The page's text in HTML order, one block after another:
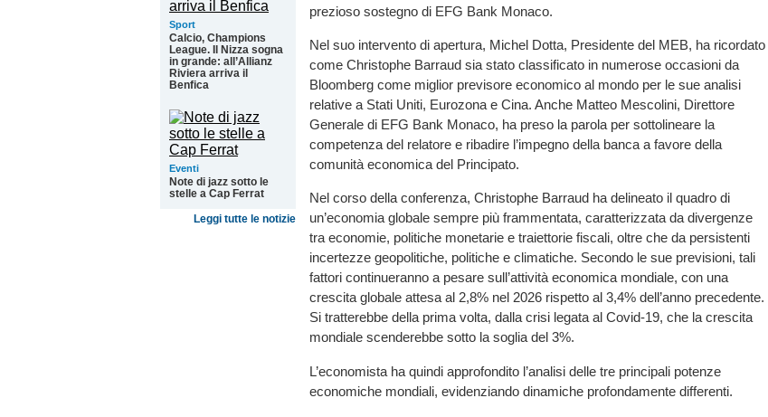
Sport
Calcio, Champions
League. Il Nizza sogna
in grande: all’Allianz
Riviera arriva il
Benfica
Eventi
Note di jazz sotto le
stelle a Cap Ferrat
Leggi tutte le notizie
prezioso sostegno di EFG Bank Monaco.
Nel suo intervento di apertura, Michel Dotta, Presidente del MEB, ha ricordato
come Christophe Barraud sia stato classificato in numerose occasioni da
Bloomberg come miglior previsore economico al mondo per le sue analisi
relative a Stati Uniti, Eurozona e Cina. Anche Matteo Mescolini, Direttore
Generale di EFG Bank Monaco, ha preso la parola per sottolineare la
competenza del relatore e ribadire l’impegno della banca a favore della
comunità economica del Principato.
Nel corso della conferenza, Christophe Barraud ha delineato il quadro di
un’economia globale sempre più frammentata, caratterizzata da divergenze
tra economie, politiche monetarie e traiettorie fiscali, oltre che da persistenti
incertezze geopolitiche, politiche e climatiche. Secondo le sue previsioni, tali
fattori continueranno a pesare sull’attività economica mondiale, con una
crescita globale attesa al 2,8% nel 2026 rispetto al 3,4% dell’anno precedente.
Si tratterebbe della prima volta, dalla crisi legata al Covid-19, che la crescita
mondiale scenderebbe sotto la soglia del 3%.
L’economista ha quindi approfondito l’analisi delle tre principali potenze
economiche mondiali, evidenziando dinamiche profondamente differenti.